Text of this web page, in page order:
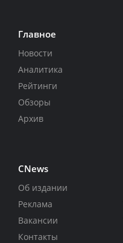
Главное
Новости
Аналитика
Рейтинги
Обзоры
Архив
CNews
Об издании
Реклама
Вакансии
Контакты